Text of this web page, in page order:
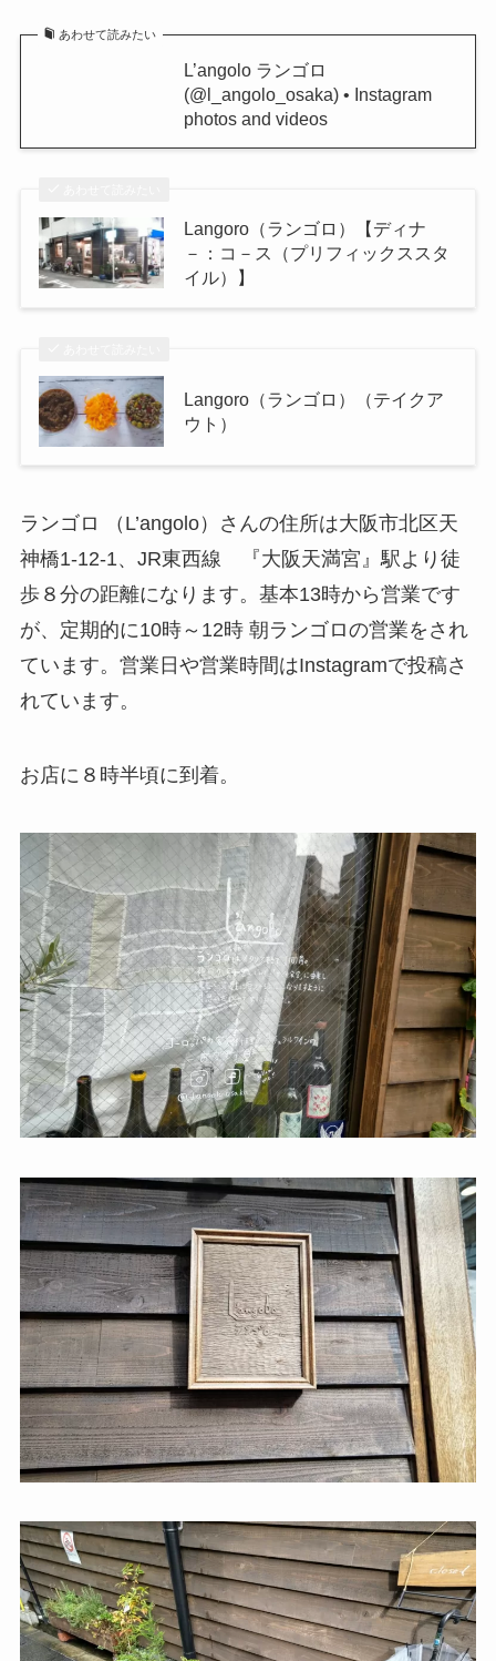
あわせて読みたい
L’angolo ランゴロ
(@l_angolo_osaka) • Instagram
photos and videos
Langoro（ランゴロ）【ディナ
－：コ－ス（プリフィックススタ
イル）】
Langoro（ランゴロ）（テイクア
ウト）
ランゴロ （L’angolo）さんの住所は大阪市北区天
神橋1-12-1、JR東西線 『大阪天満宮』駅より徒
歩８分の距離になります。基本13時から営業です
が、定期的に10時～12時 朝ランゴロの営業をされ
ています。営業日や営業時間はInstagramで投稿さ
れています。
お店に８時半頃に到着。